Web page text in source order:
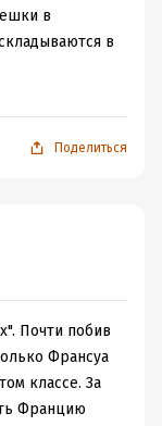
в
в
факты
автора, и в
все больше
правдивым,
ни
на то, где
Поделиться
Почти побив
Франсуа
классе. За
Францию